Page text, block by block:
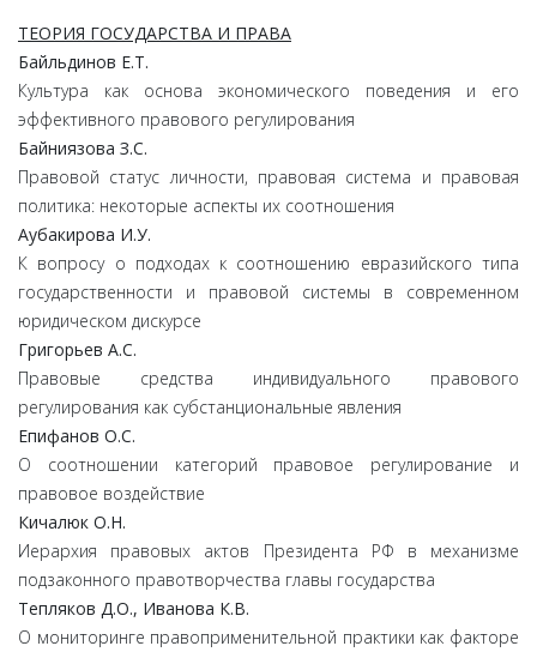
ТЕОРИЯ ГОСУДАРСТВА И ПРАВА
Байльдинов Е.Т.
Культура как основа экономического поведения и его
эффективного правового регулирования
Байниязова З.С.
Правовой статус личности, правовая система и правовая
политика: некоторые аспекты их соотношения
Аубакирова И.У.
К вопросу о подходах к соотношению евразийского типа
государственности и правовой системы в современном
юридическом дискурсе
Григорьев А.С.
Правовые средства индивидуального правового
регулирования как субстанциональные явления
Епифанов О.С.
О соотношении категорий правовое регулирование и
правовое воздействие
Кичалюк О.Н.
Иерархия правовых актов Президента РФ в механизме
подзаконного правотворчества главы государства
Тепляков Д.О., Иванова К.В.
О мониторинге правоприменительной практики как факторе